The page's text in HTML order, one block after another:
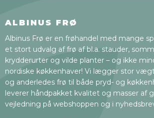
ALBINUS FRØ
Albinus Frø er en frøhandel med mange
et stort udvalg af frø af bl.a. stauder,
krydderurter og vilde planter – og ikke
nordiske køkkenhaver! Vi lægger stor
og anderledes frø til både pryd- og
leverer håndpakket kvalitet og masser af
vejledning på webshoppen og i